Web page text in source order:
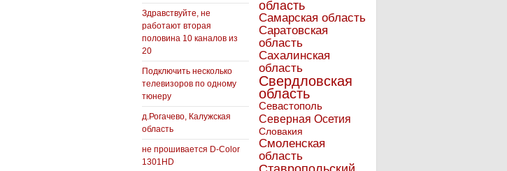
Здравствуйте, не
работают вторая
половина 10 каналов из
20
Подключить несколько
телевизоров по одному
тюнеру
д.Рогачево, Калужская
область
не прошивается D-Color
1301HD
область
Самарская область
Саратовская
область
Сахалинская
область
Свердловская
область
Севастополь
Северная Осетия
Словакия
Смоленская
область